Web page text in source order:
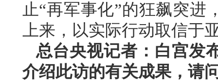
止“再军事化”的狂飙突
上来，以实际行动取信于
总台央视记者：白宫发
介绍此访的有关成果，请